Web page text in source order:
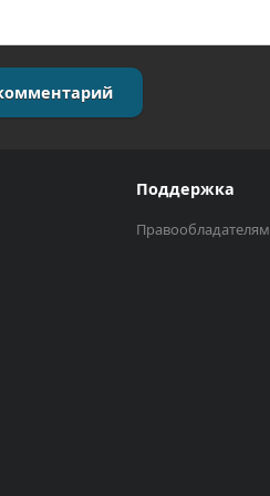
Поддержка
Правообладателям